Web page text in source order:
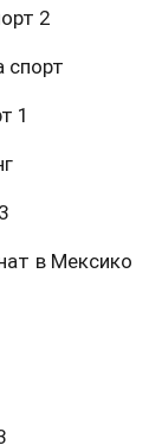
2
спорт
1
в Мексико